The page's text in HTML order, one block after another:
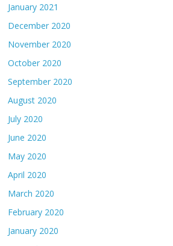
January 2021
December 2020
November 2020
October 2020
September 2020
August 2020
July 2020
June 2020
May 2020
April 2020
March 2020
February 2020
January 2020